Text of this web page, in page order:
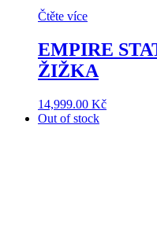
Čtěte více
EMPIRE
ŽIŽKA
14,999.00 Kč
Out of stock